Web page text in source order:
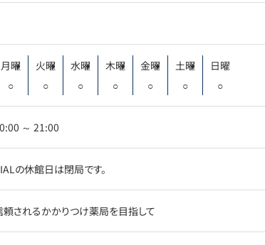
月曜
○
火曜
○
水曜
○
木曜
○
金曜
○
土曜
○
日曜
○
～ 21:00
の休館日は閉局です。
頼されるかかりつけ薬局を目指して